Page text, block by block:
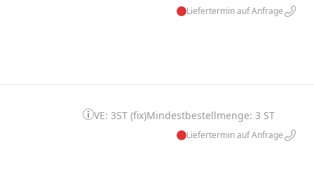
Liefertermin auf Anfrage
VE: 3ST (fix)Mindestbestellmenge: 3 ST
Liefertermin auf Anfrage